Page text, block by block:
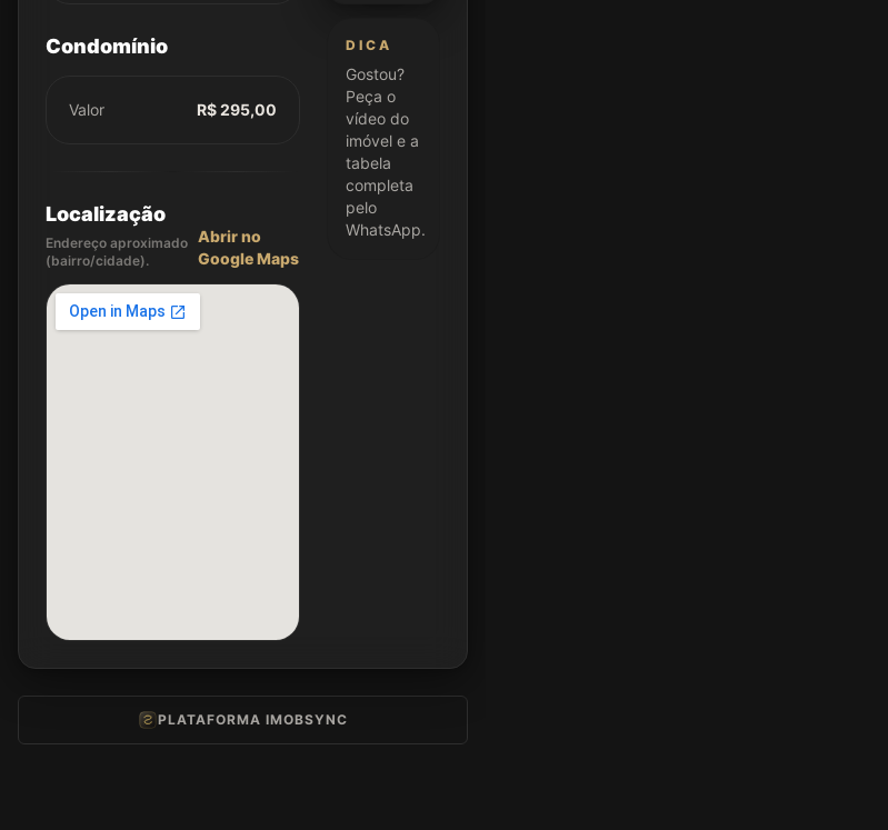
Condomínio
Valor R$ 295,00
Localização
Endereço aproximado
(bairro/cidade).
Abrir no
Google Maps
DICA
Gostou?
Peça o
vídeo do
imóvel e a
tabela
completa
pelo
WhatsApp.
PLATAFORMA IMOBSYNC